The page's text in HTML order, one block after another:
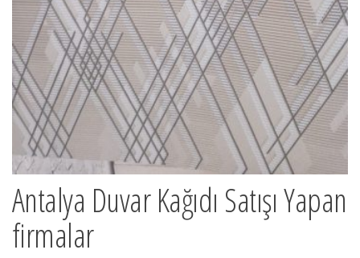
Antalya Duvar Kağıdı Satışı Yapan
firmalar